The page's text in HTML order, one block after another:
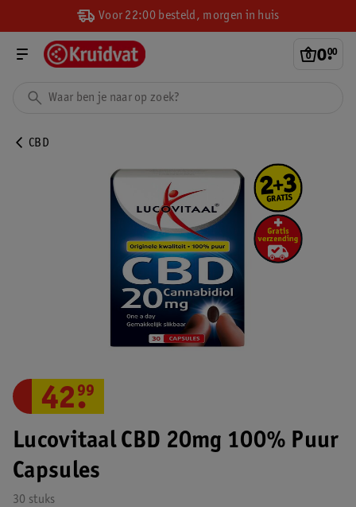
Voor 22:00 besteld, morgen in huis
0.
00
CBD
Lucovitaal CBD 20mg 100% Puur
Capsules
30 stuks
42.
99